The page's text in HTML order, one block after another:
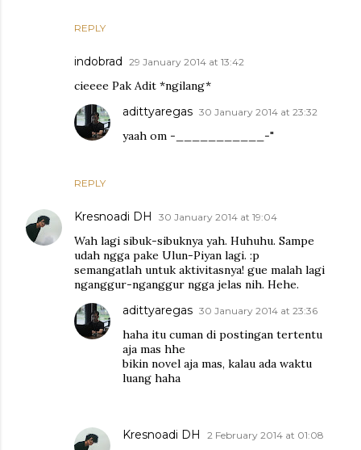
REPLY
indobrad 29 January 2014 at 13:42
cieeee Pak Adit *ngilang*
REPLY
adittyaregas 30 January 2014 at 23:32
yaah om -___________-"
Kresnoadi DH 30 January 2014 at 19:04
Wah lagi sibuk-sibuknya yah. Huhuhu. Sampe
udah ngga pake Ulun-Piyan lagi. :p
semangatlah untuk aktivitasnya! gue malah lagi
nganggur-nganggur ngga jelas nih. Hehe.
adittyaregas 30 January 2014 at 23:36
haha itu cuman di postingan tertentu
aja mas hhe
bikin novel aja mas, kalau ada waktu
luang haha
Kresnoadi DH 2 February 2014 at 01:08